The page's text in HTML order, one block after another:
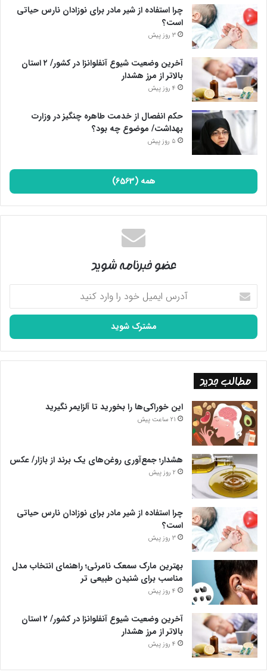
چرا استفاده از شیر مادر برای نوزادان نارس حیاتی
است؟
3 روز پیش
آخرین وضعیت شیوع آنفلوانزا در کشور/ ۲ استان
بالاتر از مرز هشدار
4 روز پیش
حکم انفصال از خدمت طاهره چنگیز در وزارت
بهداشت/ موضوع چه بود؟
5 روز پیش
همه (6563)
عضو خبرنامه شوید
آدرس
ایمیل
خود
وارد
کنید
مطالب جدید
این خوراکی‌ها را بخورید تا آلزایمر نگیرید
21 ساعت پیش
هشدار؛ جمع‌آوری روغن‌های یک برند از بازار/ عکس
2 روز پیش
چرا استفاده از شیر مادر برای نوزادان نارس حیاتی
است؟
3 روز پیش
بهترین مارک سمعک نامرئی؛ راهنمای انتخاب مدل
مناسب برای شنیدن طبیعی تر
4 روز پیش
آخرین وضعیت شیوع آنفلوانزا در کشور/ ۲ استان
بالاتر از مرز هشدار
4 روز پیش